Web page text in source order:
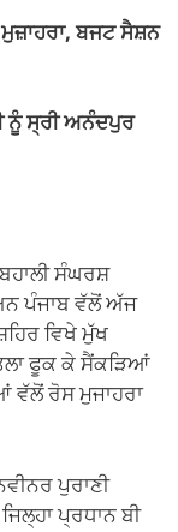
ਬਜਟ ਸੈਸ਼ਨ
ਨੂੰ ਸ੍ਰੀ ਅਨੰਦਪੁਰ
ਸੰਘਰਸ਼
ਪੰਜਾਬ ਵੱਲੋਂ ਅੱਜ
ਵਿਖੇ ਮੁੱਖ
ਫੂਕ ਕੇ ਸੈਂਕੜਿਆਂ
ਵੱਲੋਂ ਰੋਸ ਮੁਜਾਹਰਾ
ਪੁਰਾਣੀ
ਪ੍ਰਧਾਨ ਬੀ